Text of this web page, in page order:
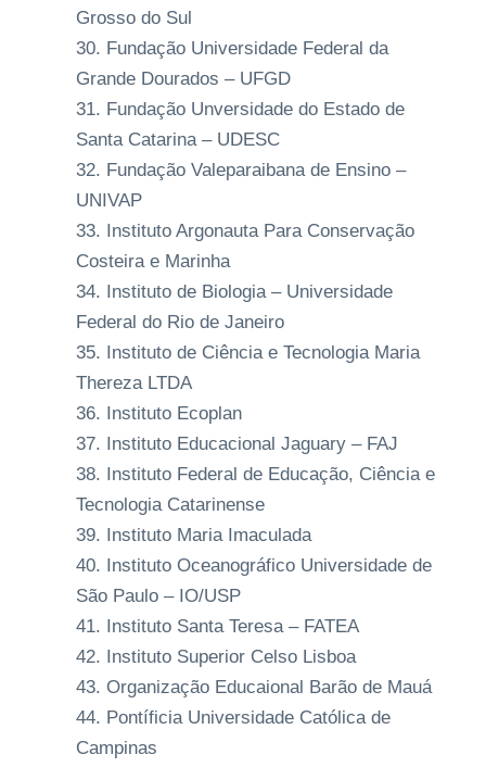
Grosso do Sul
Fundação Universidade Federal da
Grande Dourados – UFGD
Fundação Unversidade do Estado de
Santa Catarina – UDESC
Fundação Valeparaibana de Ensino –
UNIVAP
Instituto Argonauta Para Conservação
Costeira e Marinha
Instituto de Biologia – Universidade
Federal do Rio de Janeiro
Instituto de Ciência e Tecnologia Maria
Thereza LTDA
Instituto Ecoplan
Instituto Educacional Jaguary – FAJ
Instituto Federal de Educação, Ciência e
Tecnologia Catarinense
Instituto Maria Imaculada
Instituto Oceanográfico Universidade de
São Paulo – IO/USP
Instituto Santa Teresa – FATEA
Instituto Superior Celso Lisboa
Organização Educaional Barão de Mauá
Pontíficia Universidade Católica de
Campinas